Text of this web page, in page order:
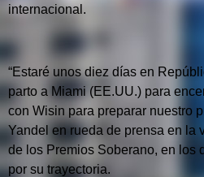
internacional.
“Estaré unos diez días en
parto a Miami (EE.UU.) para
con Wisin para preparar nuestro
Yandel en rueda de prensa en la
de los Premios Soberano, en los
por su trayectoria.